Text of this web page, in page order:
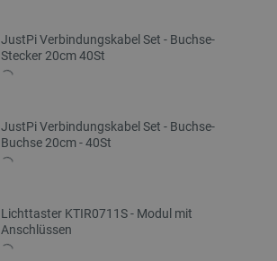
JustPi Verbindungskabel Set - Buchse-
Stecker 20cm 40St
JustPi Verbindungskabel Set - Buchse-
Buchse 20cm - 40St
Lichttaster KTIR0711S - Modul mit
Anschlüssen